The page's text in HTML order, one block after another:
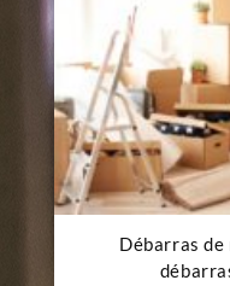
Débarras de